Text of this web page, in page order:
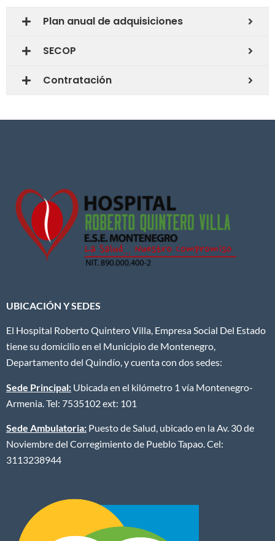
Plan anual de adquisiciones
SECOP
Contratación
UBICACIÓN Y SEDES
El Hospital Roberto Quintero Villa, Empresa Social Del Estado
tiene su domicilio en el Municipio de Montenegro,
Departamento del Quindío, y cuenta con dos sedes:
Sede Principal: Ubicada en el kilómetro 1 vía Montenegro-
Armenia. Tel: 7535102 ext: 101
Sede Ambulatoria: Puesto de Salud, ubicado en la Av. 30 de
Noviembre del Corregimiento de Pueblo Tapao. Cel:
3113238944